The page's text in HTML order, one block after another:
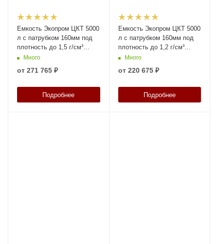
Емкость Экопром ЦКТ 5000
л с патрубком 160мм под
плотность до 1,5 г/см³
белая в обрешетке New
(разборной) с лестницей
Много
от 271 765 ₽
Подробнее
Емкость Экопром ЦКТ 5000
л с патрубком 160мм под
плотность до 1,2 г/см³
белая в обрешетке New
(разборной) с лестницей
Много
от 220 675 ₽
Подробнее